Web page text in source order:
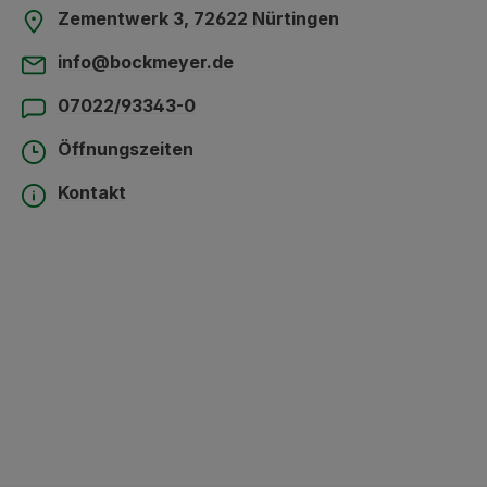
Zementwerk 3, 72622 Nürtingen
info@bockmeyer.de
07022/93343-0
Öffnungszeiten
Kontakt